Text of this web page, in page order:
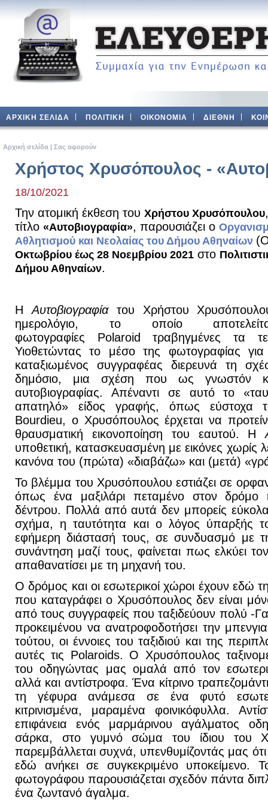
ΑΡΧΙΚΗ ΣΕΛΙΔΑ ΠΟΛΙΤΙΚΗ ΟΙΚΟΝΟΜΙΑ ΔΙΕΘΝΗ
Aρχική σελίδα | Σας αφορούν
Χρήστος Χρυσόπουλος -
18/10/2021
Την ατομική έκθεση του Χρήστου Χρυσόπουλου
τίτλο «Αυτοβιογραφία», παρουσιάζει ο
Αθλητισμού και Νεολαίας του Δήμου Αθηναίων
Οκτωβρίου έως 28 Νοεμβρίου 2021 στο
Δήμου Αθηναίων.
ΗΑυτοβιογραφίατου Χρήστου
ημερολόγιο, το οποίο
φωτογραφίες Polaroid τραβηγμένες τα
Υιοθετώντας το μέσο της φωτογραφίας
καταξιωμένος συγγραφέας διερευνά τη
δημόσιο, μια σχέση που ως γνωστόν
αυτοβιογραφίας. Απέναντι σε αυτό το
απατηλό» είδος γραφής, όπως εύστοχα
Bourdieu, ο Χρυσόπουλος έρχεται να
θραυσματική εικονοποίηση του εαυτού. Η
υποθετική, κατασκευασμένη με εικόνες χωρίς
κανόνα του (πρώτα) «διαβάζω» και (μετά)
Το βλέμμα του Χρυσόπουλου εστιάζει σε
όπως ένα μαξιλάρι πεταμένο στον
δέντρου. Πολλά από αυτά δεν μπορείς
σχήμα, η ταυτότητα και ο λόγος ύπαρξής
εφήμερη διάστασή τους, σε συνδυασμό με
συνάντηση μαζί τους, φαίνεται πως ελκύει
απαθανατίσει με τη μηχανή του.
Ο δρόμος και οι εσωτερικοί χώροι έχουν εδώ
που καταγράφει ο Χρυσόπουλος δεν είναι
από τους συγγραφείς που ταξιδεύουν πολύ -
προκειμένου να ανατροφοδοτήσει την
τούτου, οι έννοιες του ταξιδιού και της
αυτές τις Polaroids. Ο Χρυσόπουλος
του οδηγώντας μας ομαλά από τον
αλλά και αντίστροφα. Ένα κίτρινο
τη γέφυρα ανάμεσα σε ένα φυτό
κιτρινισμένα, μαραμένα φοινικόφυλλα.
επιφάνεια ενός μαρμάρινου αγάλματος
σάρκα, στο γυμνό σώμα του ίδιου του
παρεμβάλλεται συχνά, υπενθυμίζοντάς μας
εδώ ανήκει σε συγκεκριμένο υποκείμενο.
φωτογράφου παρουσιάζεται σχεδόν πάντα
ένα ζωντανό άγαλμα.